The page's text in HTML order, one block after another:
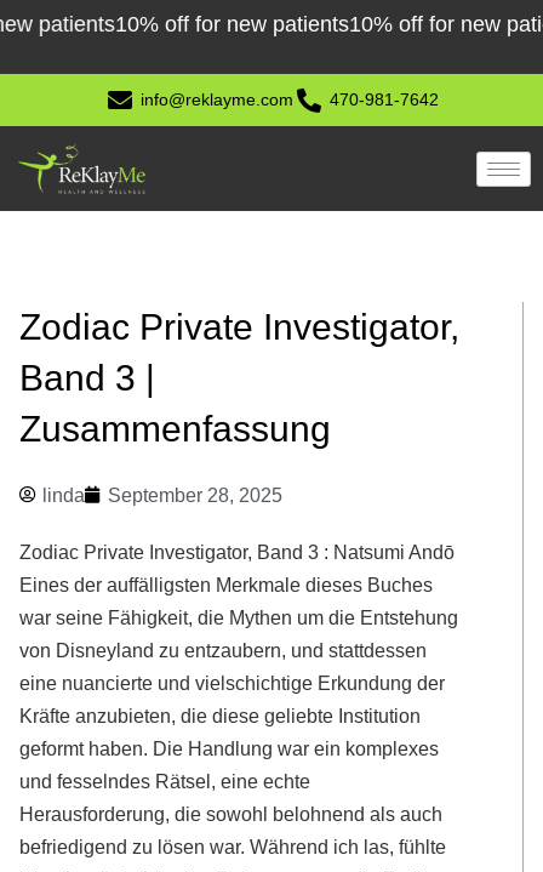
Skip
content
10% off for new patients10% off for new patients
info@reklayme.com 470-981-7642
Zodiac Private Investigator,
Band 3 |
Zusammenfassung
linda September 28, 2025
Zodiac Private Investigator, Band 3 : Natsumi Andō
Eines der auffälligsten Merkmale dieses Buches
war seine Fähigkeit, die Mythen um die Entstehung
von Disneyland zu entzaubern, und stattdessen
eine nuancierte und vielschichtige Erkundung der
Kräfte anzubieten, die diese geliebte Institution
geformt haben. Die Handlung war ein komplexes
und fesselndes Rätsel, eine echte
Herausforderung, die sowohl belohnend als auch
befriedigend zu lösen war. Während ich las, fühlte